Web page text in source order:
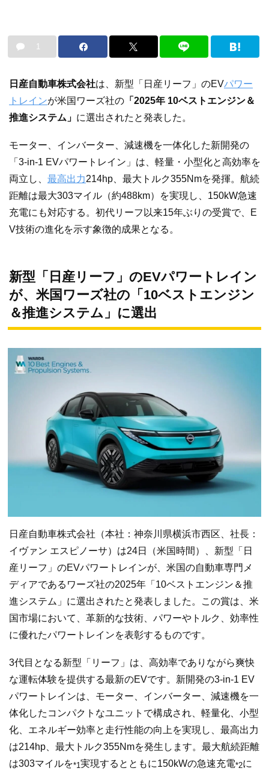
1
日産自動車株式会社は、新型「日産リーフ」のEVパワー
トレインが米国ワーズ社の 「2025年 10ベストエンジン＆
推進システム」 に選出されたと発表した。
モーター、インバーター、減速機を一体化した新開発の
「3-in-1 EVパワートレイン」は、軽量・小型化と高効率を
両立し、 最高出力214hp、最大トルク355Nmを発揮。航続
距離は最大303マイル（約488km）を実現し、150kW急速
充電にも対応する。初代リーフ以来15年ぶりの受賞で、E
V技術の進化を示す象徴的成果となる。
新型「日産リーフ」のEVパワートレイン
が、米国ワーズ社の「10ベストエンジン
＆推進システム」に選出
日産自動車株式会社（本社：神奈川県横浜市西区、社長：
イヴァン エスピノーサ）は24日（米国時間）、新型「日
産リーフ」のEVパワートレインが、米国の自動車専門メ
ディアであるワーズ社の2025年「10ベストエンジン＆推
進システム」に選出されたと発表しました。この賞は、米
国市場において、革新的な技術、パワーやトルク、効率性
に優れたパワートレインを表彰するものです。
3代目となる新型「リーフ」は、高効率でありながら爽快
な運転体験を提供する最新のEVです。新開発の3-in-1 EV
パワートレインは、モーター、インバーター、減速機を一
体化したコンパクトなユニットで構成され、軽量化、小型
化、エネルギー効率と走行性能の向上を実現し、最高出力
は214hp、最大トルク355Nmを発生します。最大航続距離
は303マイルを*1 実現するとともに150kWの急速充電*2に